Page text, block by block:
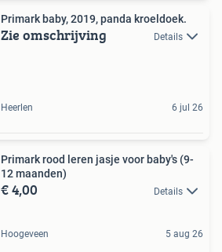
Primark baby, 2019, panda kroeldoek.
Zie omschrijving Details
Heerlen 6 jul 26
Primark rood leren jasje voor baby's (9-
12 maanden)
€ 4,00 Details
Hoogeveen 5 aug 26